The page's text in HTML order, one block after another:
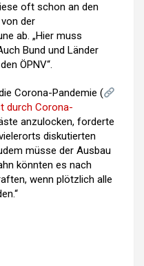
oft schon an den
der
ab. „Hier muss
Bund und Länder
ÖPNV“.
Corona-Pandemie (
durch Corona-
anzulocken, forderte
diskutierten
müsse der Ausbau
könnten es nach
wenn plötzlich alle